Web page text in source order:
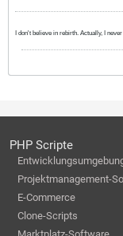
I don't believe in rebirth. Actually, I
PHP Scripte
Projektmanagement-
E-Commerce
Clone-Scripts